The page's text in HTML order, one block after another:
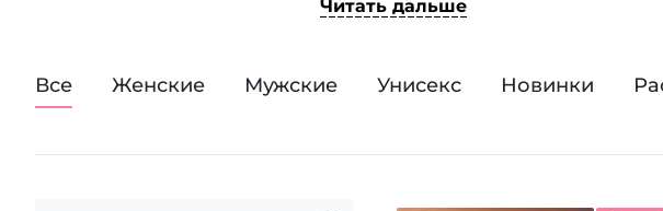
de Venustas. Для создания
предназначается для людей,
и неподражаемыми. Наш интернет-
Читать дальше
Все Женские Мужские Унисекс Новинки